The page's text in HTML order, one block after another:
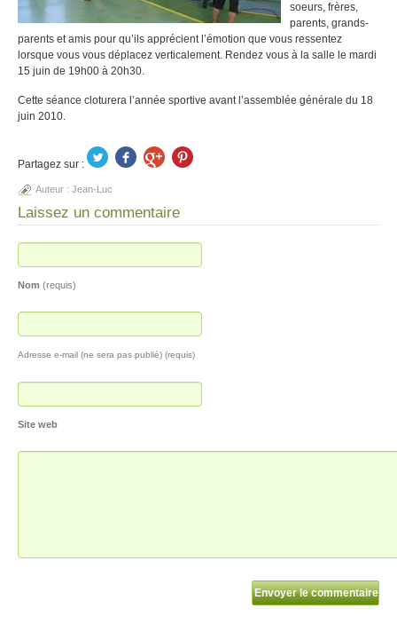
soeurs, frères,
parents, grands-
parents et amis pour qu’ils apprécient l’émotion que vous ressentez
lorsque vous vous déplacez verticalement. Rendez vous à la salle le mardi
15 juin de 19h00 à 20h30.
Cette séance cloturera l’année sportive avant l’assemblée générale du 18
juin 2010.
Partagez sur :
Auteur : Jean-Luc
Laissez un commentaire
Nom (requis)
Adresse e-mail (ne sera pas publié) (requis)
Site web